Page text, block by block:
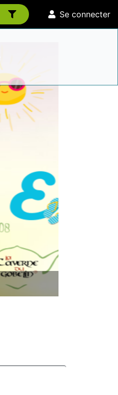
Se connecter